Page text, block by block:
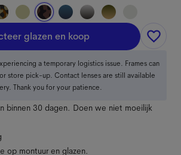
glazen en koop
a temporary logistics issue. Frames can
store pick-up. Contact lenses are still available
Thank you for your patience.
binnen 30 dagen. Doen we niet moeilijk
op montuur en glazen.